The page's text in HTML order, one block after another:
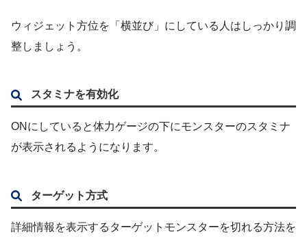
ウィジェット方位を「横並び」にしている人はしっかり調
整しましょう。
スタミナを有効化
ONにしていると体力ゲージの下にモンスターのスタミナ
が表示されるようになります。
ターゲット方式
詳細情報を表示するターゲットモンスターを切れる方法を